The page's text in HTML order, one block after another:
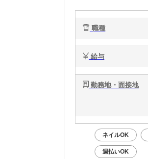
職種
給与
勤務地・面接地
ネイルOK
週払いOK